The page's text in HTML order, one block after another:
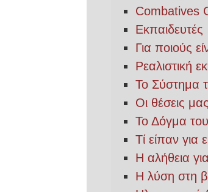
Combatives
Εκπαιδευτές
Για ποιούς
Ρεαλιστική
Το Σύστημα
Οι θέσεις μας
Το Δόγμα
Τί είπαν για
Η αλήθεια
Η λύση στη